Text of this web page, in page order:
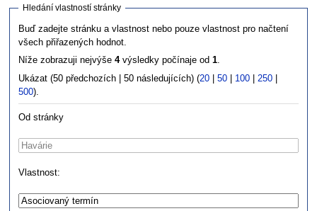
Hledání vlastností stránky
Buď zadejte stránku a vlastnost nebo pouze vlastnost pro načtení
všech přiřazených hodnot.
Níže zobrazuji nejvýše4výsledky počínaje od1.
Ukázat (50 předchozích | 50 následujících) (20 |50 100 250
500).
Od stránky
Vlastnost: